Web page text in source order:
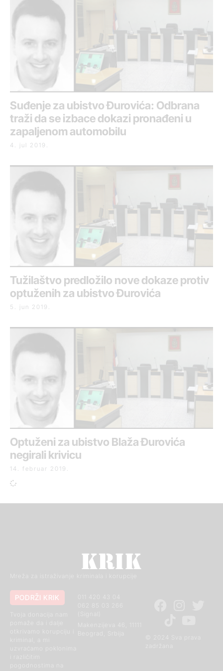
Suđenje za ubistvo Đurovića: Odbrana
traži da se izbace dokazi pronađeni u
zapaljenom automobilu
4. jul 2019.
Tužilaštvo predložilo nove dokaze protiv
optuženih za ubistvo Đurovića
5. jun 2019.
Optuženi za ubistvo Blaža Đurovića
negirali krivicu
14. februar 2019.
Mreža za istraživanje kriminala i korupcije
© 2024 Sva prava
011 420 43 04
Makenzijeva 46, 11111
PODRŽI KRIK
otkrivamo korupciju i
kriminal, a mi
uzvraćamo poklonima
i različitim
pogodnostima na